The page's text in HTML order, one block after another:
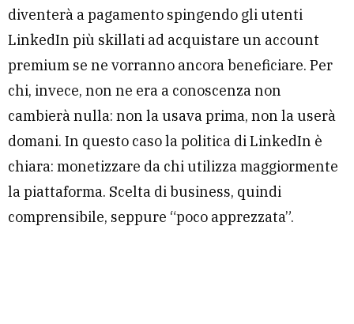
diventerà a pagamento spingendo gli utenti
LinkedIn più skillati ad acquistare un account
premium se ne vorranno ancora beneficiare. Per
chi, invece, non ne era a conoscenza non
cambierà nulla: non la usava prima, non la userà
domani. In questo caso la politica di LinkedIn è
chiara: monetizzare da chi utilizza maggiormente
la piattaforma. Scelta di business, quindi
comprensibile, seppure “poco apprezzata”.